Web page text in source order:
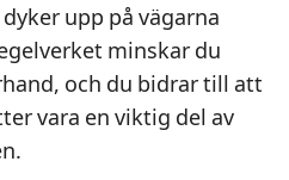
upp på vägarna
minskar du
och du bidrar till att
vara en viktig del av